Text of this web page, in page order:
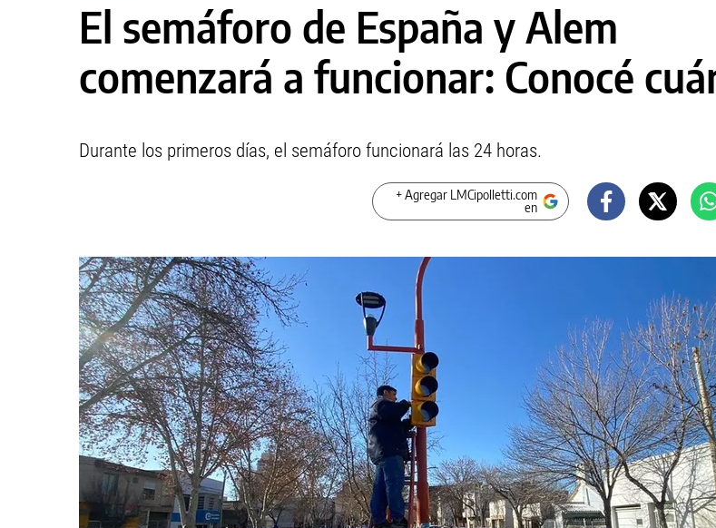
El semáforo de España y Alem
comenzará a funcionar: Conocé
Durante los primeros días, el semáforo funcionará las 24 horas.
+ Agregar LMCipolletti.com
en